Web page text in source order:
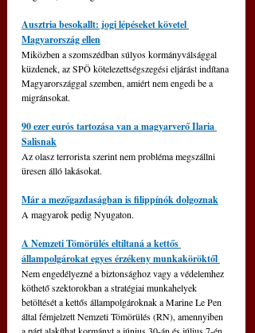
Ausztria besokallt: jogi lépéseket követel
Magyarország ellen
Miközben a szomszédban súlyos kormányválsággal
küzdenek, az SPÖ kötelezettségszegési eljárást indítana
Magyarországgal szemben, amiért nem engedi be a
migránsokat.
90 ezer eurós tartozása van a magyarverő Ilaria
Salisnak
Az olasz terrorista szerint nem probléma megszállni
üresen álló lakásokat.
Már a mezőgazdaságban is filippínók dolgoznak
A magyarok pedig Nyugaton.
A Nemzeti Tömörülés eltiltaná a kettős
állampolgárokat egyes érzékeny munkaköröktől
Nem engedélyezné a biztonsághoz vagy a védelemhez
köthető szektorokban a stratégiai munkahelyek
betöltését a kettős állampolgároknak a Marine Le Pen
által fémjelzett Nemzeti Tömörülés (RN), amennyiben
a párt alakíthat kormányt a június 30-án és július 7-én